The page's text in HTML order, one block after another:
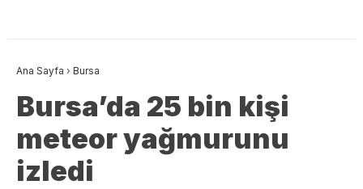
Ana Sayfa › Bursa
Bursa’da 25 bin kişi
meteor yağmurunu
izledi